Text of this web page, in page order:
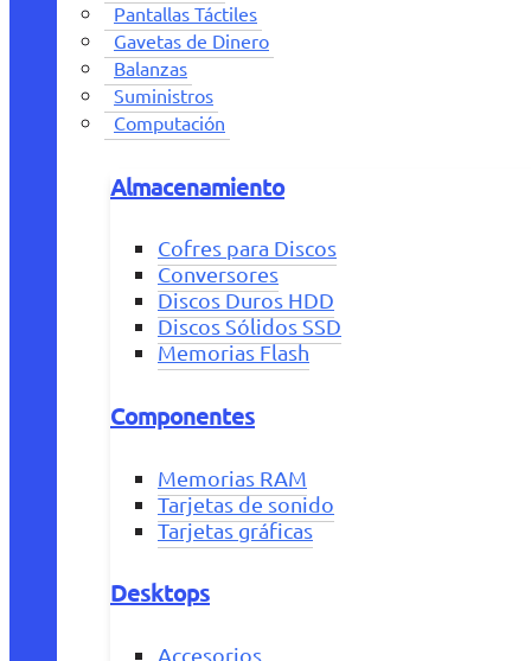
Pantallas Táctiles
Gavetas de Dinero
Balanzas
Suministros
Computación
Almacenamiento
Cofres para Discos
Conversores
Discos Duros HDD
Discos Sólidos SSD
Memorias Flash
Componentes
Memorias RAM
Tarjetas de sonido
Tarjetas gráficas
Desktops
Accesorios